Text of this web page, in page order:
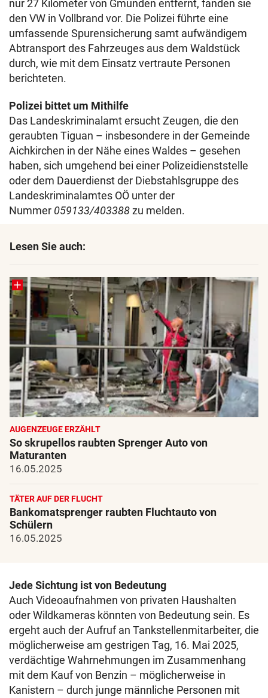
nur 27 Kilometer von Gmunden entfernt, fanden sie
den VW in Vollbrand vor. Die Polizei führte eine
umfassende Spurensicherung samt aufwändigem
Abtransport des Fahrzeuges aus dem Waldstück
durch, wie mit dem Einsatz vertraute Personen
berichteten.
Polizei bittet um Mithilfe
Das Landeskriminalamt ersucht Zeugen, die den
geraubten Tiguan – insbesondere in der Gemeinde
Aichkirchen in der Nähe eines Waldes – gesehen
haben, sich umgehend bei einer Polizeidienststelle
oder dem Dauerdienst der Diebstahlsgruppe des
Landeskriminalamtes OÖ unter der
Nummer 059133/403388zu melden.
Lesen Sie auch:
AUGENZEUGE ERZÄHLT
So skrupellos raubten Sprenger Auto von
Maturanten
16.05.2025
TÄTER AUF DER FLUCHT
Bankomatsprenger raubten Fluchtauto von
Schülern
16.05.2025
Jede Sichtung ist von Bedeutung
Auch Videoaufnahmen von privaten Haushalten
oder Wildkameras könnten von Bedeutung sein. Es
ergeht auch der Aufruf an Tankstellenmitarbeiter, die
möglicherweise am gestrigen Tag, 16. Mai 2025,
verdächtige Wahrnehmungen im Zusammenhang
mit dem Kauf von Benzin – möglicherweise in
Kanistern – durch junge männliche Personen mit